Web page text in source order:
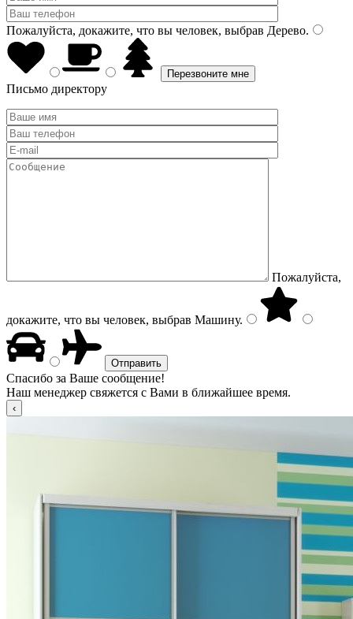
Пожалуйста, докажите, что вы человек, выбрав Дерево.
Письмо директору
Пожалуйста,
докажите, что вы человек, выбрав Машину.
Спасибо за Ваше сообщение!
Наш менеджер свяжется с Вами в ближайшее время.